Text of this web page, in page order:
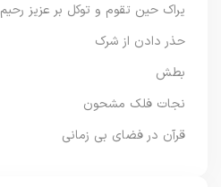
یراک حین تقوم و توکل بر عزیز رحیم
حذر دادن از شرک
بطش
نجات فلک مشحون
قرآن در فضای بی زمانی